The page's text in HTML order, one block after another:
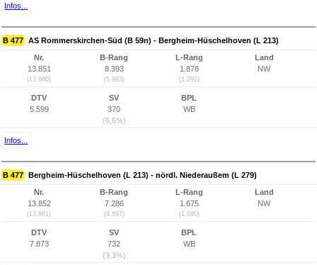
Infos...
B 477 AS Rommerskirchen-Süd (B 59n) - Bergheim-Hüschelhoven (L 213)
Nr.
13.851
(13.860)
B-Rang
8.393
(5.993)
L-Rang
1.878
(1.292)
Land
NW
DTV
5.599
SV
370
(6,6%)
BPL
WB
Infos...
B 477 Bergheim-Hüschelhoven (L 213) - nördl. Niederaußem (L 279)
Nr.
13.852
(13.861)
B-Rang
7.286
(4.897)
L-Rang
1.675
(1.090)
Land
NW
DTV
7.873
SV
732
(9,3%)
BPL
WB